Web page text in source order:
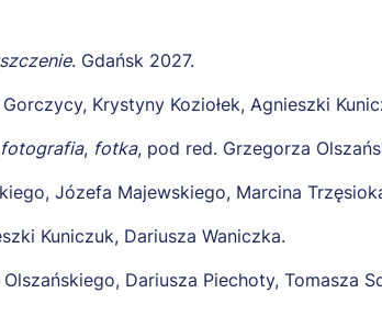
. Gdańsk 2027.
Krystyny Koziołek, Agnieszki
, fotka, pod red. Grzegorza
Józefa Majewskiego, Marcina
Kuniczuk, Dariusza Waniczka.
Dariusza Piechoty, Tomasza